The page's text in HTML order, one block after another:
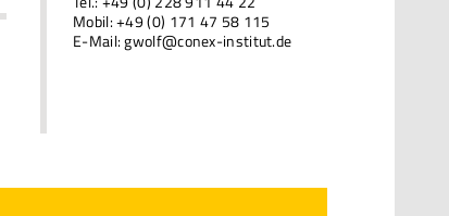
Mobil: +49 (0) 171 47 58 115
E-Mail:gwolf@conex-institut.de